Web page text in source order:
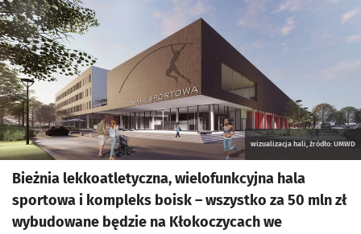
wizualizacja hali, źródło: UMWD
Bieżnia lekkoatletyczna, wielofunkcyjna hala
sportowa i kompleks boisk – wszystko za 50 mln zł
wybudowane będzie na Kłokoczycach we